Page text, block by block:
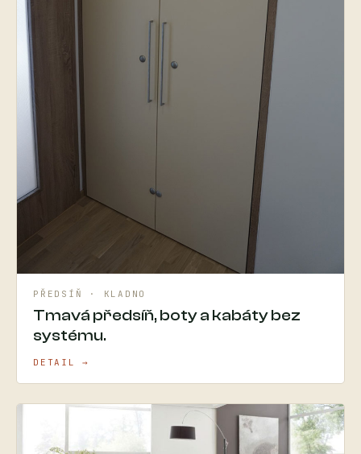
PŘEDSÍŇ · KLADNO
Tmavá předsíň, boty a kabáty bez
systému.
DETAIL →